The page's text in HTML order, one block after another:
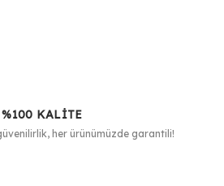
%100 KALİTE
her ürünümüzde garantili!